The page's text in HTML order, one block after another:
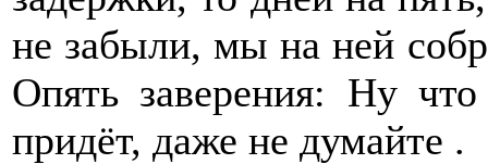
не забыли, мы на ней
Опять заверения: Ну
придёт, даже не думайте .